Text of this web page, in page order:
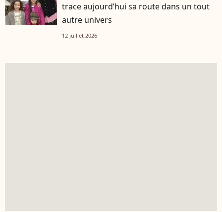
trace aujourd’hui sa route dans un tout
autre univers
12 juillet 2026